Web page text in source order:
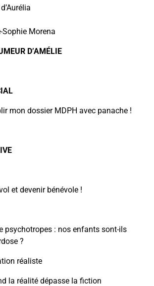
Sophie Morena
D’AMÉLIE
mon dossier MDPH avec panache !
et devenir bénévole !
psychotropes : nos enfants sont-ils
?
réaliste
la réalité dépasse la fiction